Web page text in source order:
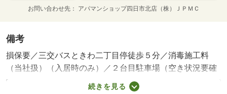
お問い合わせ先 アパマンショップ四日市北店（株）ＪＰＭＣ
備考
損保要／三交バスときわ二丁目停徒歩５分／消毒施工料
（当社扱）（入居時のみ）／２台目駐車場（空き状況要確
認）（１ヵ月） ３３００円（月額）／保証会社利用必：
続きを見る